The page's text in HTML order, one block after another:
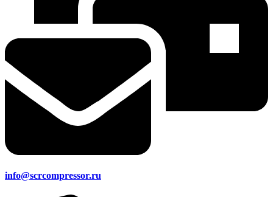
info@scrcompressor.ru